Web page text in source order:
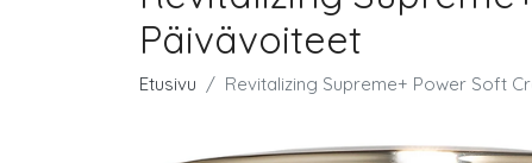
Päivävoiteet
Etusivu Revitalizing Supreme+ Power Soft